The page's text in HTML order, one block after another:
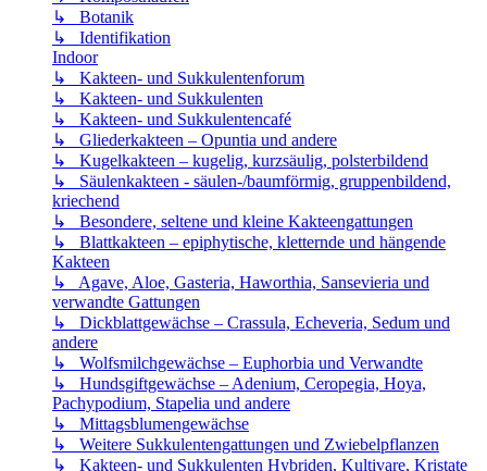
↳ Botanik
↳ Identifikation
Indoor
↳ Kakteen- und Sukkulentenforum
↳ Kakteen- und Sukkulenten
↳ Kakteen- und Sukkulentencafé
↳ Gliederkakteen – Opuntia und andere
↳ Kugelkakteen – kugelig, kurzsäulig, polsterbildend
↳ Säulenkakteen - säulen-/baumförmig, gruppenbildend,
kriechend
↳ Besondere, seltene und kleine Kakteengattungen
↳ Blattkakteen – epiphytische, kletternde und hängende
Kakteen
↳ Agave, Aloe, Gasteria, Haworthia, Sansevieria und
verwandte Gattungen
↳ Dickblattgewächse – Crassula, Echeveria, Sedum und
andere
↳ Wolfsmilchgewächse – Euphorbia und Verwandte
↳ Hundsgiftgewächse – Adenium, Ceropegia, Hoya,
Pachypodium, Stapelia und andere
↳ Mittagsblumengewächse
↳ Weitere Sukkulentengattungen und Zwiebelpflanzen
↳ Kakteen- und Sukkulenten Hybriden, Kultivare, Kristate